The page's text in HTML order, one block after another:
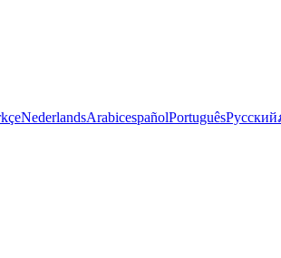
NederlandsArabicespañolPortuguêsРусский